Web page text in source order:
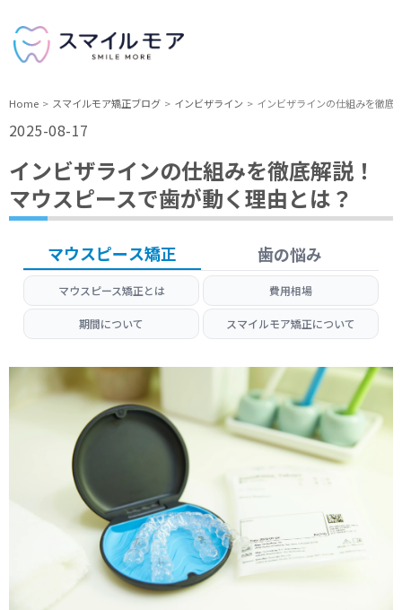
Home スマイルモア矯正ブログ インビザライン インビザラインの仕組みを徹底
2025-08-17
インビザラインの仕組みを徹底解説！
マウスピースで歯が動く理由とは？
マウスピース矯正 歯の悩み
マウスピース矯正とは 費用相場
期間について スマイルモア矯正について